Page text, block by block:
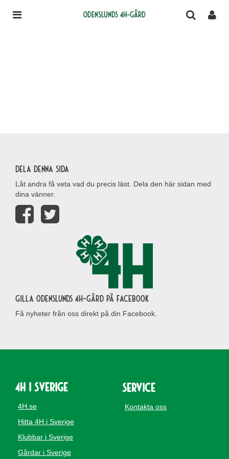
Odenslunds 4H-gård
Dela denna sida
Låt andra få veta vad du precis läst. Dela den här sidan med
dina vänner.
Gilla Odenslunds 4H-gård på Facebook
Få nyheter från oss direkt på din Facebook.
4H i Sverige
4H.se
Hitta 4H i Sverige
Klubbar i Sverige
Gårdar i Sverige
Service
Kontakta oss